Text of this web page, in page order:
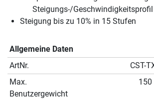
Steigungs-/Geschwindigkeitsprofil
Steigung bis zu 10% in 15 Stufen
Allgemeine Daten
ArtNr.
CST-
Max.
Benutzergewicht
150